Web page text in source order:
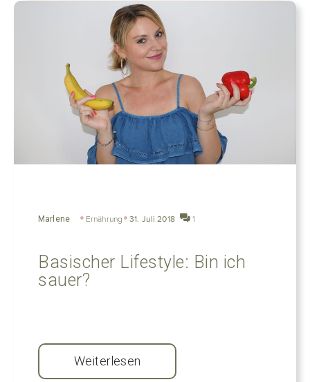
Marlene Ernährung 31. Juli 2018 1
Basischer Lifestyle: Bin ich
sauer?
Weiterlesen